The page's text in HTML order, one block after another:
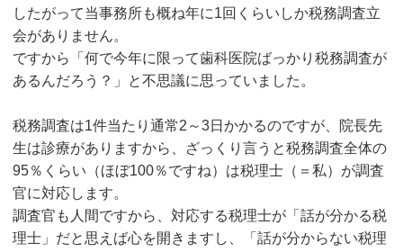
したがって当事務所も概ね年に1回くらいしか税務調査立
会がありません。
ですから「何で今年に限って歯科医院ばっかり税務調査が
あるんだろう？」と不思議に思っていました。
税務調査は1件当たり通常2～3日かかるのですが、院長先
生は診療がありますから、ざっくり言うと税務調査全体の
95％くらい（ほぼ100％ですね）は税理士（＝私）が調査
官に対応します。
調査官も人間ですから、対応する税理士が「話が分かる税
理士」だと思えば心を開きますし、「話が分からない税理